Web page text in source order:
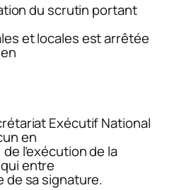
du scrutin portant
et locales est arrêtée
Exécutif National
en
l’exécution de la
entre
de sa signature.